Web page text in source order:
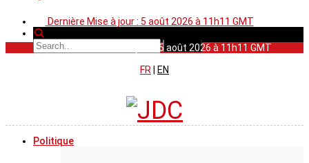
Dernière Mise à jour : 5 août 2026 à 11h11 GMT
Dernière Mise à jour : 5 août 2026 à 11h11 GMT
FR
EN
Politique